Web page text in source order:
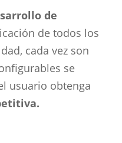
de
de todos los
cada vez son
se
usuario obtenga